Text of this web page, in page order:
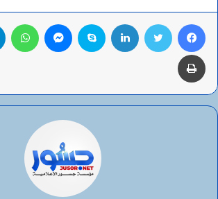
فيسبوك تويتر لينكدإن سكايب ماسنجر
طباعة